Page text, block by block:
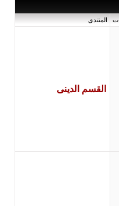
المنتدى
القسم الدينى